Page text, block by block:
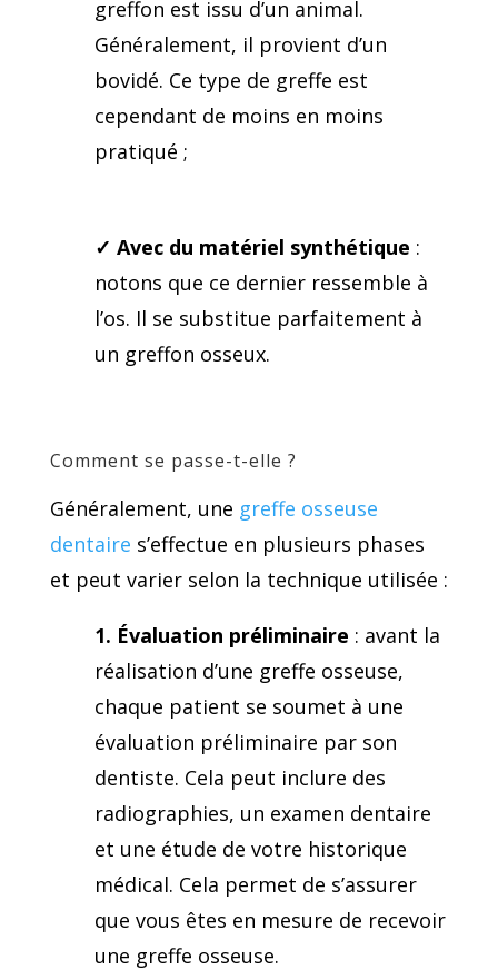
greffon est issu d’un animal.
Généralement, il provient d’un
bovidé. Ce type de greffe est
cependant de moins en moins
pratiqué ;
✓ Avec du matériel synthétique :
notons que ce dernier ressemble à
l’os. Il se substitue parfaitement à
un greffon osseux.
Comment se passe-t-elle ?
Généralement, une greffe osseuse
dentaire s’effectue en plusieurs phases
et peut varier selon la technique utilisée :
1. Évaluation préliminaire : avant la
réalisation d’une greffe osseuse,
chaque patient se soumet à une
évaluation préliminaire par son
dentiste. Cela peut inclure des
radiographies, un examen dentaire
et une étude de votre historique
médical. Cela permet de s’assurer
que vous êtes en mesure de recevoir
une greffe osseuse.